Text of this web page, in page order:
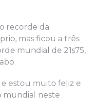
recorde da
mas ficou a três
mundial de 21s75,
e estou muito feliz e
mundial neste